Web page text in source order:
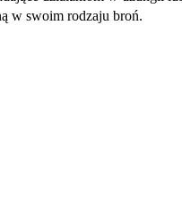
w swoim rodzaju broń.